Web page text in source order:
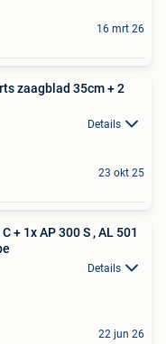
16 mrt 26
zaagblad 35cm + 2
Details
23 okt 25
+ 1x AP 300 S , AL 501
Details
22 jun 26